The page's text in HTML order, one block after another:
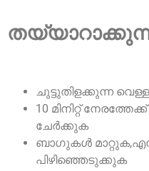
തയ്യാറാക്കുന്ന
ചുട്ടുതിളക്കുന്ന
10 മിനിറ്റ്
ചേർക്കുക
ബാഗുകൾ
പിഴിഞ്ഞെടുക്കുക